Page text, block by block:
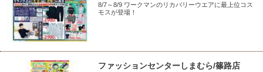
8/7～8/9 ワークマンのリカバリーウエアに最上位コス
モスが登場！
ファッションセンターしまむら/篠路店